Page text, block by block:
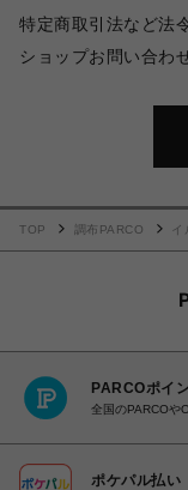
特定商取引法など法
ショップお問い合わ
TOP 調布PARCO イ
PARCOポイ
全国のPARCOや
ポケパル払い